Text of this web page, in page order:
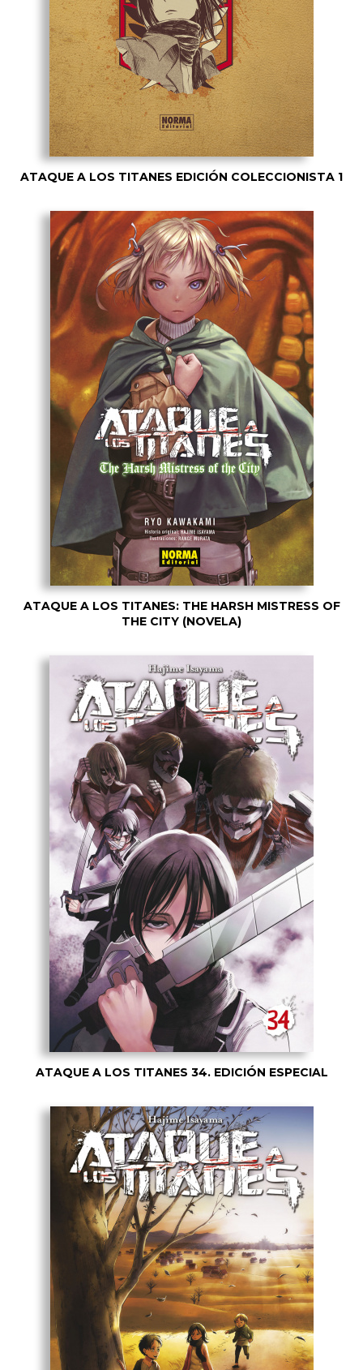
ATAQUE A LOS TITANES EDICIÓN COLECCIONISTA 1
ATAQUE A LOS TITANES: THE HARSH MISTRESS OF
THE CITY (NOVELA)
ATAQUE A LOS TITANES 34. EDICIÓN ESPECIAL